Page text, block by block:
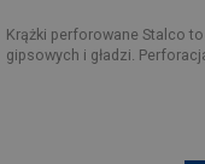
Krążki perforowane Stalco
gipsowych i gładzi.